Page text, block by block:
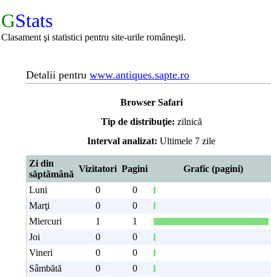
GStats
Clasament şi statistici pentru site-urile româneşti.
Detalii pentru www.antiques.sapte.ro
Browser Safari
Tip de distribuţie: zilnică
Interval analizat: Ultimele 7 zile
Zi din
săptămână
Vizitatori Pagini Grafic (pagini)
Luni 0
0
Marţi
0
0
Miercuri
1
1
Joi
0
0
Vineri
0
0
Sâmbătă
0
0